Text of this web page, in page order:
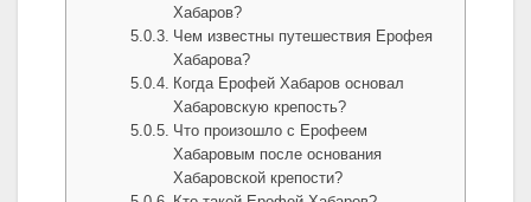
Хабаров?
Чем известны путешествия Ерофея
Хабарова?
Когда Ерофей Хабаров основал
Хабаровскую крепость?
Что произошло с Ерофеем
Хабаровым после основания
Хабаровской крепости?